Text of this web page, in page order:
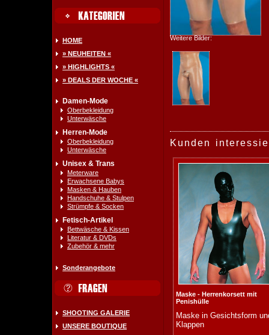
HOME
» NEUHEITEN «
» HIGHLIGHTS «
» DEALS DER WOCHE «
Damen-Mode
Oberbekleidung
Unterwäsche
Herren-Mode
Oberbekleidung
Unterwäsche
Unisex & Trans
Meterware
Erwachsene Babys
Masken & Hauben
Handschuhe & Stulpen
Strümpfe & Socken
Fetisch-Artikel
Bettwäsche & Kissen
Literatur & DVDs
Zubehör & mehr
Sonderangebote
SHOOTING GALERIE
UNSERE BOUTIQUE
Weitere Bilder:
Kunden
Maske - Herrenkorsett mit
Penishülle
Maske in Gesichtsform
Klappen